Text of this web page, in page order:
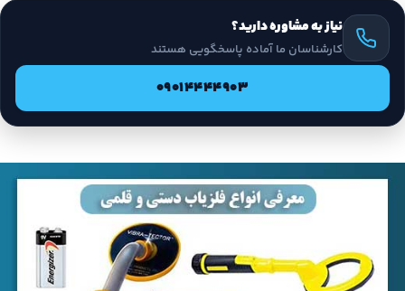
نیاز به مشاوره دارید؟
کارشناسان ما آماده پاسخگویی هستند
09014444903